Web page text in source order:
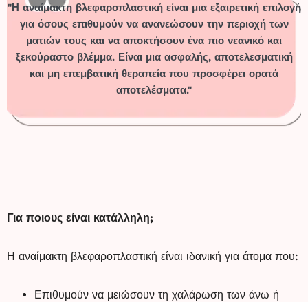
"Η αναίμακτη βλεφαροπλαστική είναι μια εξαιρετική επιλογή
για όσους επιθυμούν να ανανεώσουν την περιοχή των
ματιών τους και να αποκτήσουν ένα πιο νεανικό και
ξεκούραστο βλέμμα. Είναι μια ασφαλής, αποτελεσματική
και μη επεμβατική θεραπεία που προσφέρει ορατά
αποτελέσματα."
Για ποιους είναι κατάλληλη;
Η αναίμακτη βλεφαροπλαστική είναι ιδανική για άτομα που:
Επιθυμούν να μειώσουν τη χαλάρωση των άνω ή